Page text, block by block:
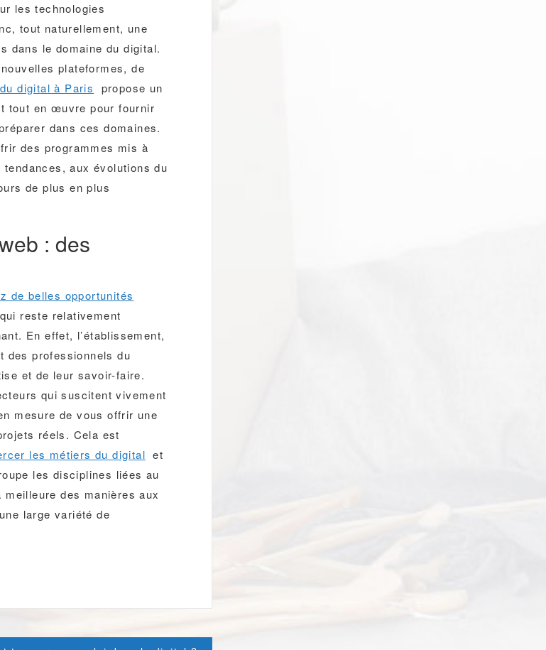
les technologies
tout naturellement, une
dans le domaine du digital.
plateformes, de
digital à Paris
propose un
tout en œuvre pour fournir
dans ces domaines.
des programmes mis à
aux évolutions du
de plus en plus
: des
de belles opportunités
reste relativement
En effet, l’établissement,
des professionnels du
et de leur savoir-faire.
qui suscitent vivement
mesure de vous offrir une
réels. Cela est
les métiers du digital et
les disciplines liées au
des manières aux
large variété de